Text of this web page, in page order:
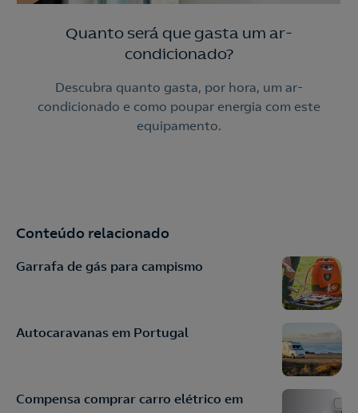
Quanto será que gasta um ar-
condicionado?
Descubra quanto gasta, por hora, um ar-
condicionado e como poupar energia com este
equipamento.
Conteúdo relacionado
Garrafa de gás para campismo
Autocaravanas em Portugal
Compensa comprar carro elétrico em